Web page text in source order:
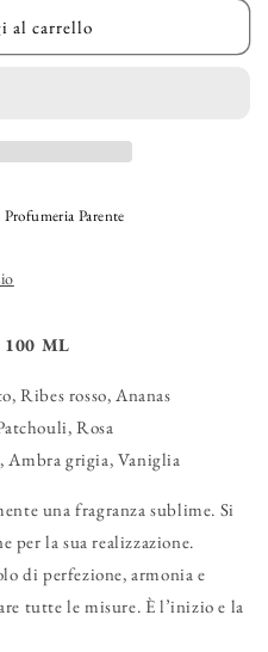
al carrello
Profumeria Parente
ML
Ribes rosso, Ananas
Rosa
grigia, Vaniglia
una fragranza sublime. Si
per la sua realizzazione.
di perfezione, armonia e
tutte le misure. È l’inizio e la